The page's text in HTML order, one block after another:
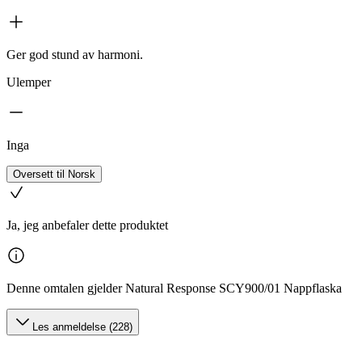
Ger god stund av harmoni.
Ulemper
Inga
Oversett til Norsk
Ja, jeg anbefaler dette produktet
Denne omtalen gjelder Natural Response SCY900/01 Nappflaska
Les anmeldelse (228)